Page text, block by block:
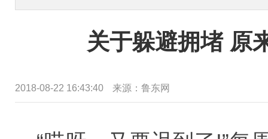
关于躲避拥堵 原
2018-08-22 16:43:40 来源：鲁东网